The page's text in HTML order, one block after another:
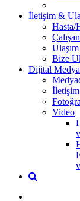
İletişim &
Hasta/
Bize
Dijital Medya
İletişim
Video